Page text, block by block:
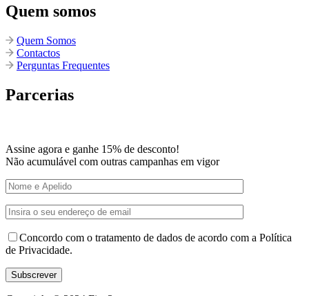
Quem somos
Quem Somos
Contactos
Perguntas Frequentes
Parcerias
Assine agora e ganhe 15% de desconto!
Não acumulável com outras campanhas em vigor
Concordo com o tratamento de dados de acordo com a Política
de Privacidade.